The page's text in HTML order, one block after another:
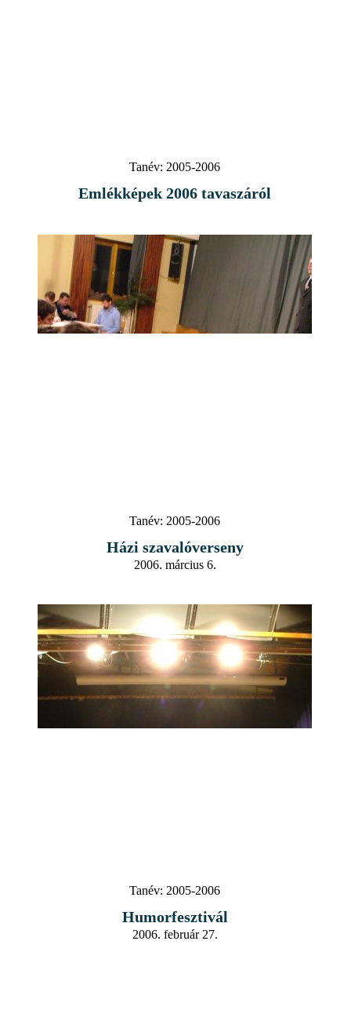
Tanév: 2005-2006
Emlékképek 2006 tavaszáról
Tanév: 2005-2006
Házi szavalóverseny
2006. március 6.
Tanév: 2005-2006
Humorfesztivál
2006. február 27.